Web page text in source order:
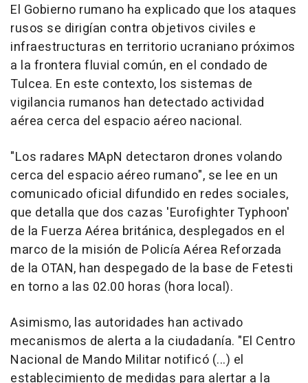
El Gobierno rumano ha explicado que los ataques
rusos se dirigían contra objetivos civiles e
infraestructuras en territorio ucraniano próximos
a la frontera fluvial común, en el condado de
Tulcea. En este contexto, los sistemas de
vigilancia rumanos han detectado actividad
aérea cerca del espacio aéreo nacional.
"Los radares MApN detectaron drones volando
cerca del espacio aéreo rumano", se lee en un
comunicado oficial difundido en redes sociales,
que detalla que dos cazas 'Eurofighter Typhoon'
de la Fuerza Aérea británica, desplegados en el
marco de la misión de Policía Aérea Reforzada
de la OTAN, han despegado de la base de Fetesti
en torno a las 02.00 horas (hora local).
Asimismo, las autoridades han activado
mecanismos de alerta a la ciudadanía. "El Centro
Nacional de Mando Militar notificó (...) el
establecimiento de medidas para alertar a la